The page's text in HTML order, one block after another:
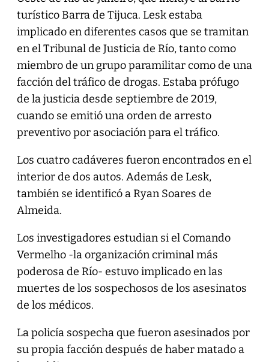
turístico Barra de Tijuca. Lesk estaba
implicado en diferentes casos que se tramitan
en el Tribunal de Justicia de Río, tanto como
miembro de un grupo paramilitar como de una
facción del tráfico de drogas. Estaba prófugo
de la justicia desde septiembre de 2019,
cuando se emitió una orden de arresto
preventivo por asociación para el tráfico.
Los cuatro cadáveres fueron encontrados en el
interior de dos autos. Además de Lesk,
también se identificó a Ryan Soares de
Almeida.
Los investigadores estudian si el Comando
Vermelho -la organización criminal más
poderosa de Río- estuvo implicado en las
muertes de los sospechosos de los asesinatos
de los médicos.
La policía sospecha que fueron asesinados por
su propia facción después de haber matado a